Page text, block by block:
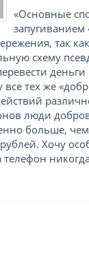
«Основные
запугиванием
так
схему
все тех же
люди
больше,
Хочу